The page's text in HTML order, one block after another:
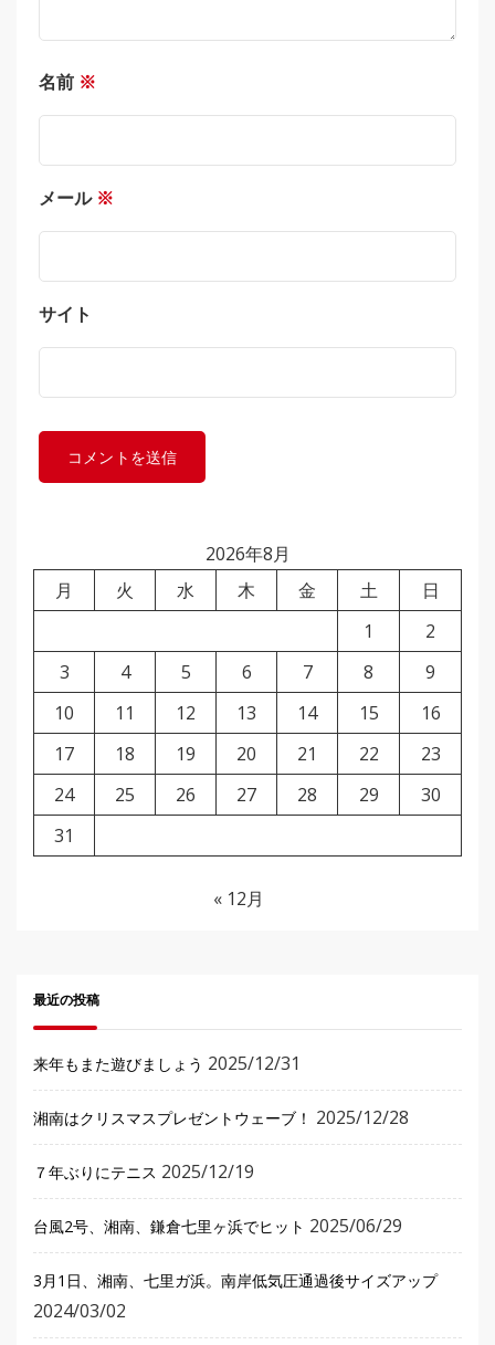
名前 ※
メール ※
サイト
2026年8月
月
火 水 木 金 土
日
1
2
3
4 5 6 7 8
9
10
11 12 13 14 15
16
17
18 19 20 21 22
23
24
25 26 27 28 29
30
31
« 12月
最近の投稿
来年もまた遊びましょう 2025/12/31
湘南はクリスマスプレゼントウェーブ！ 2025/12/28
７年ぶりにテニス 2025/12/19
台風2号、湘南、鎌倉七里ヶ浜でヒット 2025/06/29
3月1日、湘南、七里ガ浜。南岸低気圧通過後サイズアップ
2024/03/02